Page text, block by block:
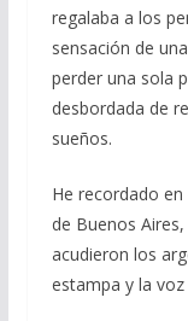
regalaba a los
sensación de
perder una sola
desbordada de
sueños.
He recordado
de Buenos
acudieron los
estampa y la voz